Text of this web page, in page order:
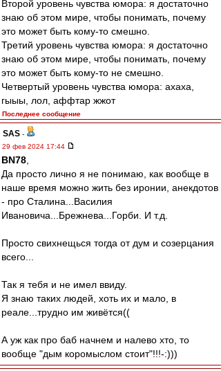
Второй уровень чувства юмора: я достаточно
знаю об этом мире, чтобы понимать, почему
это может быть кому-то смешно.
Третий уровень чувства юмора: я достаточно
знаю об этом мире, чтобы понимать, почему
это может быть кому-то не смешно.
Четвертый уровень чувства юмора: ахаха,
гыыы, лол, аффтар жжот
Последнее сообщение
SAS -
29 фев 2024 17:44
BN78
Да просто лично я не понимаю, как вообще в
наше время можно жить без иронии, анекдотов
- про Сталина...Василия
Ивановича...Брежнева...Горби. И т.д.
Просто свихнещься тогда от дум и созерцания
всего...
Так я тебя и не имел ввиду.
Я знаю таких людей, хоть их и мало, в
реале...трудно им живётся((
А уж как про баб начнем и налево хто, то
вообще "дым коромыслом стоит"!!!-:)))